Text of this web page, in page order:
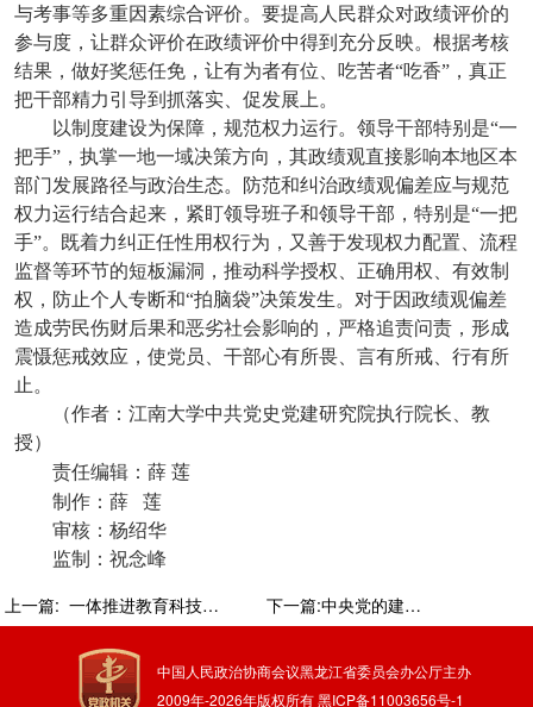
与考事等多重因素综合评价。要提高人民群众对政绩评价的
参与度，让群众评价在政绩评价中得到充分反映。根据考核
结果，做好奖惩任免，让有为者有位、吃苦者“吃香”，真正
把干部精力引导到抓落实、促发展上。
以制度建设为保障，规范权力运行。领导干部特别是“一
把手”，执掌一地一域决策方向，其政绩观直接影响本地区本
部门发展路径与政治生态。防范和纠治政绩观偏差应与规范
权力运行结合起来，紧盯领导班子和领导干部，特别是“一把
手”。既着力纠正任性用权行为，又善于发现权力配置、流程
监督等环节的短板漏洞，推动科学授权、正确用权、有效制
权，防止个人专断和“拍脑袋”决策发生。对于因政绩观偏差
造成劳民伤财后果和恶劣社会影响的，严格追责问责，形成
震慑惩戒效应，使党员、干部心有所畏、言有所戒、行有所
止。
（作者：江南大学中共党史党建研究院执行院长、教
授）
责任编辑：薛 莲
制作：薛
莲
审核：杨绍华
监制：祝念峰
上一篇: 一体推进教育科技人才发展 加快实现高水平科技自立自强——深入学习《习近平谈治国理政》第五卷 下一篇:中央党的建设工作领导小组召开会议 研究部署树立和践行正确政绩观学习教育工作
中国人民政治协商会议黑龙江省委员会办公厅主办
2009年-2026年版权所有黑ICP备11003656号-1